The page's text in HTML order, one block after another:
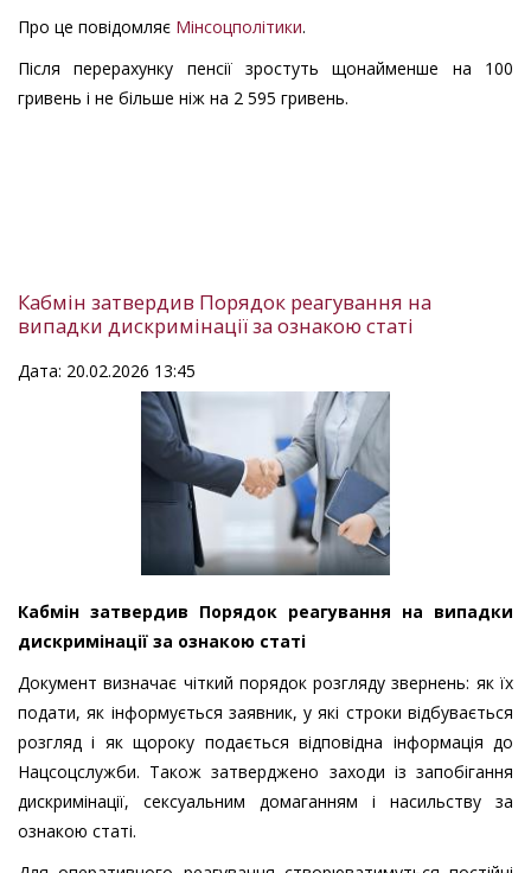
Про це повідомляє Мінсоцполітики.
Після перерахунку пенсії зростуть щонайменше на 100
гривень і не більше ніж на 2 595 гривень.
Кабмін затвердив Порядок реагування на
випадки дискримінації за ознакою статі
Дата: 20.02.2026 13:45
Кабмін затвердив Порядок реагування на випадки
дискримінації за ознакою статі
Документ визначає чіткий порядок розгляду звернень: як їх
подати, як інформується заявник, у які строки відбувається
розгляд і як щороку подається відповідна інформація до
Нацсоцслужби. Також затверджено заходи із запобігання
дискримінації, сексуальним домаганням і насильству за
ознакою статі.